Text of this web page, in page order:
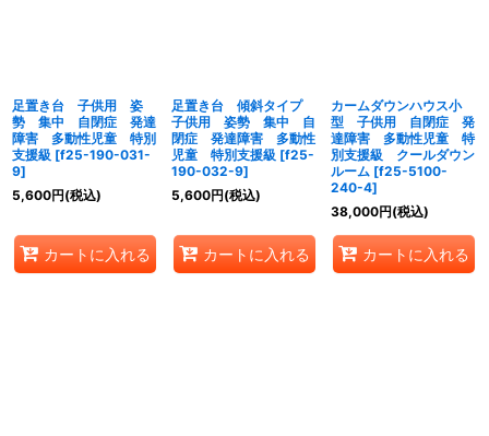
足置き台 子供用 姿
勢 集中 自閉症 発達
障害 多動性児童 特別
支援級 [f25-190-031-
9]
5,600円(税込)
カートに入れる
足置き台 傾斜タイプ
子供用 姿勢 集中 自
閉症 発達障害 多動性
児童 特別支援級 [f25-
190-032-9]
5,600円(税込)
カートに入れる
カームダウンハウス小
型 子供用 自閉症 発
達障害 多動性児童 特
別支援級 クールダウン
ルーム [f25-5100-
240-4]
38,000円(税込)
カートに入れる